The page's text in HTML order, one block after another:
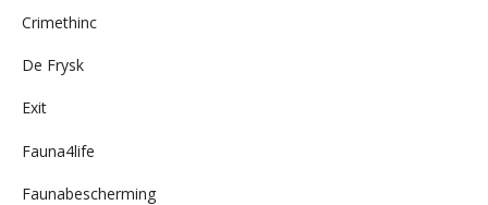
Crimethinc
De Frysk
Exit
Fauna4life
Faunabescherming